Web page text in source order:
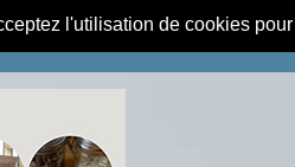
l'utilisation de cookies